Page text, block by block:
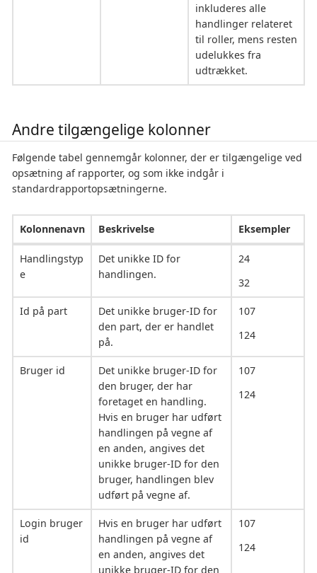
inkluderes alle
handlinger relateret
til roller, mens resten
udelukkes fra
udtrækket.
Andre tilgængelige kolonner
Følgende tabel gennemgår kolonner, der er tilgængelige ved
opsætning af rapporter, og som ikke indgår i
standardrapportopsætningerne.
Kolonnenavn Beskrivelse Eksempler
Handlingstyp
e
Det unikke ID for
handlingen.
24
32
Id på part
Det unikke bruger-ID for
den part, der er handlet
på.
107
124
Bruger id
Det unikke bruger-ID for
den bruger, der har
foretaget en handling.
Hvis en bruger har udført
handlingen på vegne af
en anden, angives det
unikke bruger-ID for den
bruger, handlingen blev
udført på vegne af.
107
124
Login bruger
id
Hvis en bruger har udført
handlingen på vegne af
en anden, angives det
unikke bruger-ID for den
107
124